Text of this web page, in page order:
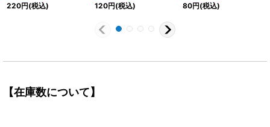
220円(税込) 120円(税込) 80円(税込)
【在庫数について】